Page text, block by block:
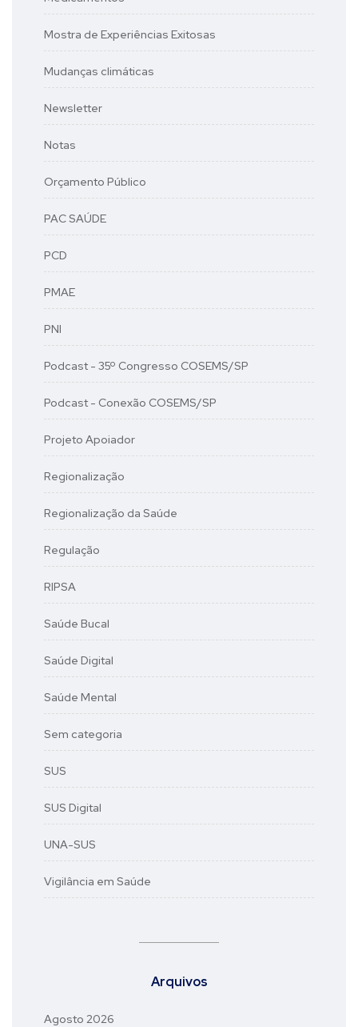
Mostra de Experiências Exitosas
Mudanças climáticas
Newsletter
Notas
Orçamento Público
PAC SAÚDE
PCD
PMAE
PNI
Podcast - 35º Congresso COSEMS/SP
Podcast - Conexão COSEMS/SP
Projeto Apoiador
Regionalização
Regionalização da Saúde
Regulação
RIPSA
Saúde Bucal
Saúde Digital
Saúde Mental
Sem categoria
SUS
SUS Digital
UNA-SUS
Vigilância em Saúde
Arquivos
Agosto 2026